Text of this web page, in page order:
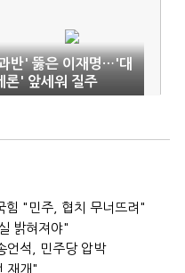
반' 뚫은 이재명…'대
론' 앞세워 질주
"민주, 협치 무너뜨려"
밝혀져야"
석, 민주당 압박
재개"